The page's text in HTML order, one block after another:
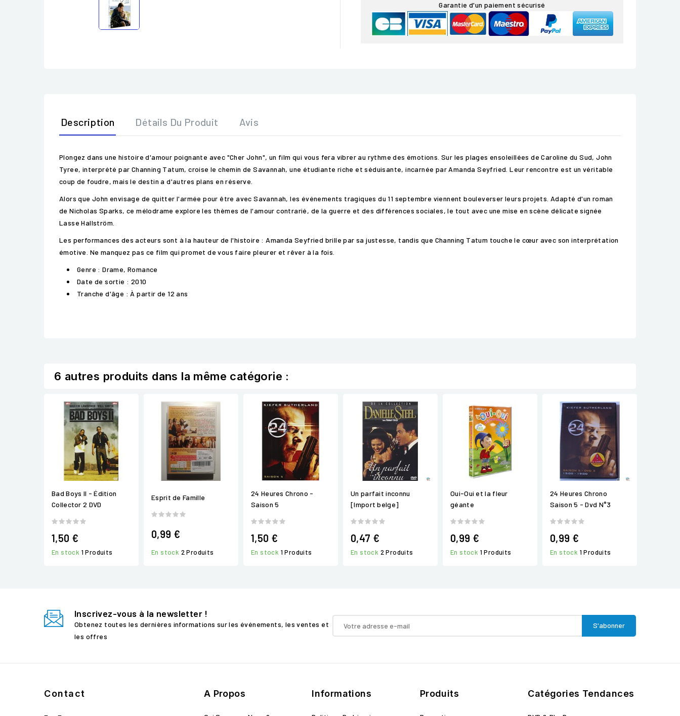
Garantie d'un paiement sécurisé
Description Détails Du Produit Avis
Plongez dans une histoire d'amour poignante avec "Cher John", un film qui vous fera vibrer au rythme des émotions. Sur les plages ensoleillées de Caroline du Sud, John
Tyree, interprété par Channing Tatum, croise le chemin de Savannah, une étudiante riche et séduisante, incarnée par Amanda Seyfried. Leur rencontre est un véritable
coup de foudre, mais le destin a d'autres plans en réserve.
Alors que John envisage de quitter l'armée pour être avec Savannah, les événements tragiques du 11 septembre viennent bouleverser leurs projets. Adapté d'un roman
de Nicholas Sparks, ce mélodrame explore les thèmes de l'amour contrarié, de la guerre et des différences sociales, le tout avec une mise en scène délicate signée
Lasse Hallström.
Les performances des acteurs sont à la hauteur de l'histoire : Amanda Seyfried brille par sa justesse, tandis que Channing Tatum touche le cœur avec son interprétation
émotive. Ne manquez pas ce film qui promet de vous faire pleurer et rêver à la fois.
Genre : Drame, Romance
Date de sortie : 2010
Tranche d'âge : À partir de 12 ans
6 autres produits dans la même catégorie :
Bad Boys II - Édition
Collector 2 DVD
1,50 €
En stock 1 Produits
Esprit de Famille
0,99 €
En stock 2 Produits
24 Heures Chrono -
Saison 5
1,50 €
En stock 1 Produits
Un parfait inconnu
[Import belge]
0,47 €
En stock 2 Produits
Oui-Oui et la fleur
géante
0,99 €
En stock 1 Produits
24 Heures Chrono
Saison 5 - Dvd N°3
0,99 €
En stock 1 Produits
Inscrivez-vous à la newsletter !
Obtenez toutes les dernières informations sur les événements, les ventes et
les offres
Contact A Propos Informations Produits Catégories Tendances